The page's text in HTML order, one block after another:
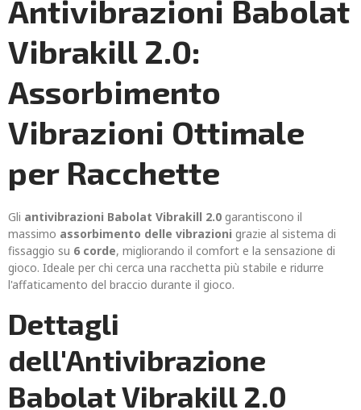
Antivibrazioni Babolat
Vibrakill 2.0:
Assorbimento
Vibrazioni Ottimale
per Racchette
Gli antivibrazioni Babolat Vibrakill 2.0 garantiscono il
massimo assorbimento delle vibrazioni grazie al sistema di
fissaggio su 6 corde, migliorando il comfort e la sensazione di
gioco. Ideale per chi cerca una racchetta più stabile e ridurre
l'affaticamento del braccio durante il gioco.
Dettagli
dell'Antivibrazione
Babolat Vibrakill 2.0